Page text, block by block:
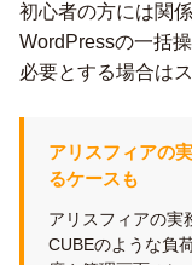
初心者の方には関
WordPressの一括
必要とする場合は
アリスフィアの
るケースも
アリスフィアの実
CUBEのような負